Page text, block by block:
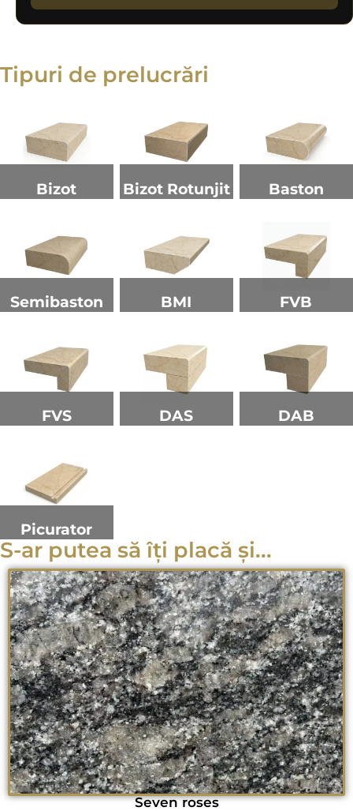
Tipuri de prelucrări
Bizot Bizot Rotunjit Baston
Semibaston BMI FVB
FVS DAS DAB
Picurator
S-ar putea să îți placă și...
Seven roses